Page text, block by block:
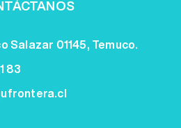
Salazar 01145, Temuco.
83